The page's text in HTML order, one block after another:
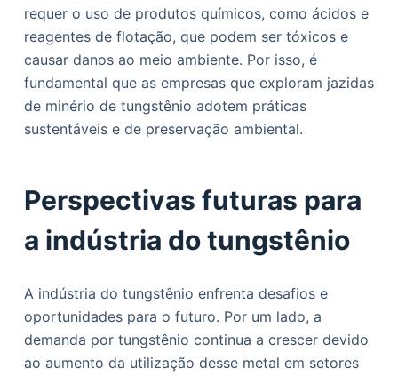
requer o uso de produtos químicos, como ácidos e
reagentes de flotação, que podem ser tóxicos e
causar danos ao meio ambiente. Por isso, é
fundamental que as empresas que exploram jazidas
de minério de tungstênio adotem práticas
sustentáveis e de preservação ambiental.
Perspectivas futuras para
a indústria do tungstênio
A indústria do tungstênio enfrenta desafios e
oportunidades para o futuro. Por um lado, a
demanda por tungstênio continua a crescer devido
ao aumento da utilização desse metal em setores